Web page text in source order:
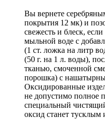
Вы вернете
покрытия 12 мк) и
свежесть и блеск,
мыльной воде с
(1 ст. ложка на литр
(50 г. на 1 л. воды),
тканью, смоченной
порошка) с
Оксидированные
не допустимо полное
специальный
оксид станет тусклым